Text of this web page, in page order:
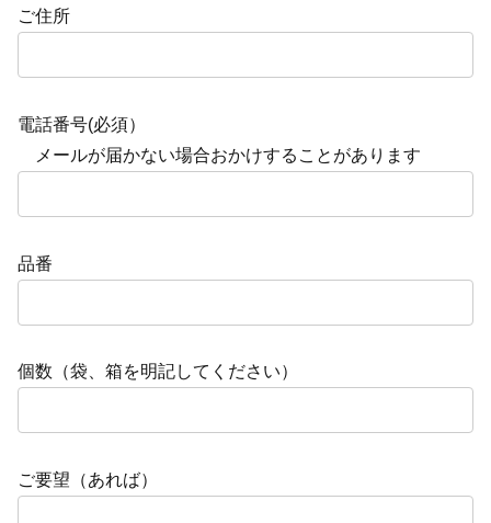
ご住所
電話番号(必須）
メールが届かない場合おかけすることがあります
品番
個数（袋、箱を明記してください）
ご要望（あれば）